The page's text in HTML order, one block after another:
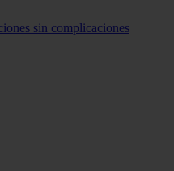
sin complicaciones